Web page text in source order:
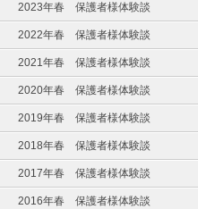
2023年春 保護者様体験談
2022年春 保護者様体験談
2021年春 保護者様体験談
2020年春 保護者様体験談
2019年春 保護者様体験談
2018年春 保護者様体験談
2017年春 保護者様体験談
2016年春 保護者様体験談